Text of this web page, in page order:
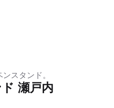
スタンド。
瀬戸内